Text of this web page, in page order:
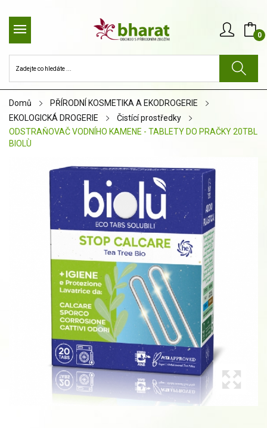
0
Domů
PŘÍRODNÍ KOSMETIKA A EKODROGERIE
EKOLOGICKÁ DROGERIE
Čistící prostředky
ODSTRAŇOVAČ VODNÍHO KAMENE - TABLETY DO PRAČKY 20TBL
BIOLÙ